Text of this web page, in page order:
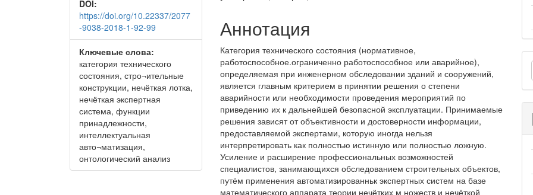
DOI:
https://doi.org/10.22337/2077
-9038-2018-1-92-99
Ключевые слова:
категория технического
состояния, стро¬ительные
конструкции, нечёткая лотка,
нечёткая экспертная
система, функции
принадлежности,
интеллектуальная
авто¬матизация,
онтологический анализ
Аннотация
Категория технического состояния (нормативное,
работоспособное.ограниченно работоспособное или аварийное),
определяемая при инженерном обследовании зданий и сооружений,
является главным критерием в принятии решения о степени
аварийности или необходимости проведения мероприятий по
приведению их к дальнейшей безопасной эксплуатации. Принимаемые
решения зависят от объективности и достоверности информации,
предоставляемой экспертами, которую иногда нельзя
интерпретировать как полностью истинную или полностью ложную.
Усиление и расширение профессиональных возможностей
специалистов, занимающихся обследованием строительных объектов,
путём применения автоматизированньк экспертных систем на базе
математического аппарата теории нечётких м ножеств и нечёткой